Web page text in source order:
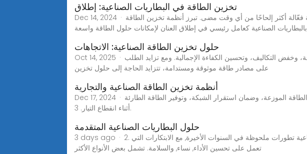
تخزين الطاقة في البطاريات الصناعية: إطلاق
Dec 14, 2024 · مع استمرار تحول العالم نحو مصادر الطاقة المتجددة، أصبحت الحاجة إلى حلول تخزين طاقة فعّالة أكثر إلحاحًا من أي وقت مضى. تبرز أنظمة تخزين الطاقة
بالبطاريات الصناعية كعامل رئيسي في إطلاق العنان لإمكانات حلول الطاقة واسعة
حلول تخزين الطاقة الصناعية: الاتجاهات
Oct 14, 2025 · أصبحت حلول تخزين الطاقة جزءًا لا يتجزأ من العمليات الصناعية، إذ تُسهم في تحسين استخدام الطاقة، وخفض التكاليف، وتحسين الكفاءة الإجمالية. ومع تزايد الطلب
على مصادر طاقة موثوقة ومستدامة، تتزايد الحاجة إلى حلول تخزين
أنظمة تخزين الطاقة الصناعية والتجارية
Dec 17, 2024 · تلعب أنظمة تخزين الطاقة في الشبكات الصغيرة الصناعية دورًا رئيسيًا في استقرار التقلبات في توليد الطاقة الموزعة، وضمان استقرار الشبكة، وتوفير الطاقة الطارئة
أثناء انقطاع التيار. 3.
حلول البطاريات الصناعية المتقدمة
3 days ago · 2. التقنيات الرئيسية في البطاريات الصناعية المتقدمة شهدت التكنولوجيا الكامنة وراء البطاريات الصناعية تطورات ملحوظة في السنوات الأخيرة, مع الابتكارات التي
تعمل على تحسين الأداء, نساء, والسلامة. تشمل بعض الأنواع الأكثر